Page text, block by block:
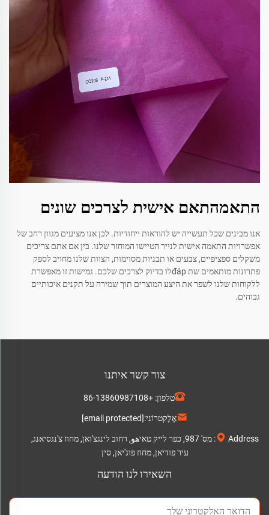
התאמהתאם אישית לצרכים שונים
אנו מבינים שכל תעשייה יש להוראות ייחודיות. לכן אנו מציעים מגוון רחב של
אפשרויות התאמה אישית לנייר הטיישו המוחזר שלנו. בין אם אתם צריכים
משקלים ספציפיים, צבעים או תבניות מסוימות, הצוות שלנו מחויב לספק
פתרונות מותאמים שת đápלו בדיוק לצרכים שלכם. גמישות זו מאפשרת
ללקוחות שלנו לשפר את היצע המוצרים תוך שמירה על תקנים איכותיים
גבוהים.
צור קשר איתנו
טלפון: +86-13860987108
אֶלֶקטרוֹנִי:[email protected]
Address: מס' 987, כפר לייק טאיهو, רחוב לינגצ'ואן, מחוז צ'נגסיאנג,
עיר פודיאן, מחוז פוג'יאן, סין
השאירו לנו הודעה